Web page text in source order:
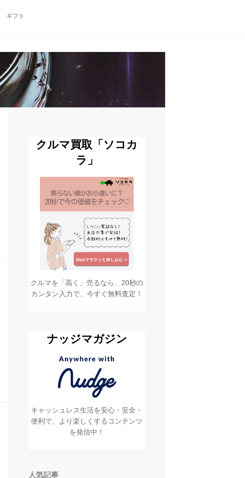
ギフト
クルマ買取「ソコカ
ラ」
クルマを「高く」売るなら、20秒の
カンタン入力で、今すぐ無料査定！
ナッジマガジン
キャッシュレス生活を安心・安全・
便利で、より楽しくするコンテンツ
を発信中！
人気記事